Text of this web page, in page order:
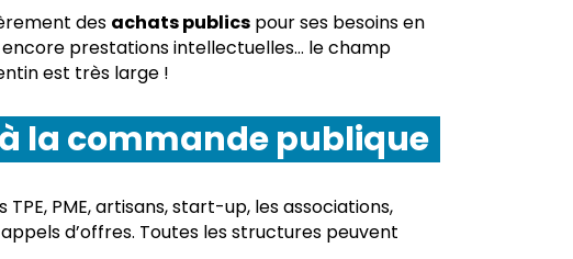
des achats publics pour ses besoins en
prestations intellectuelles… le champ
est très large !
la commande publique
PME, artisans, start-up, les associations,
d’offres. Toutes les structures peuvent